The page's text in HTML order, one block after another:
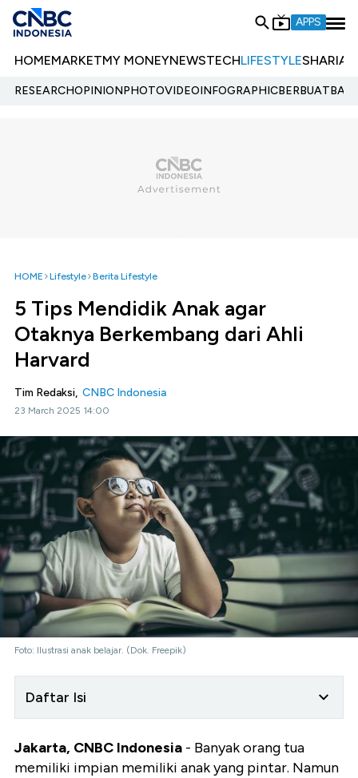
APPS
HOMEMARKETMY MONEYNEWSTECHLIFESTYLESHARIA
RESEARCHOPINIONPHOTOVIDEOINFOGRAPHIC
HOME Lifestyle Berita Lifestyle
5 Tips Mendidik Anak agar
Otaknya Berkembang dari Ahli
Harvard
Tim Redaksi, CNBC Indonesia
23 March 2025 14:00
Foto: Ilustrasi anak belajar. (Dok. Freepik)
Daftar Isi
Jakarta, CNBC Indonesia - Banyak orang tua
memiliki impian memiliki anak yang pintar. Namun